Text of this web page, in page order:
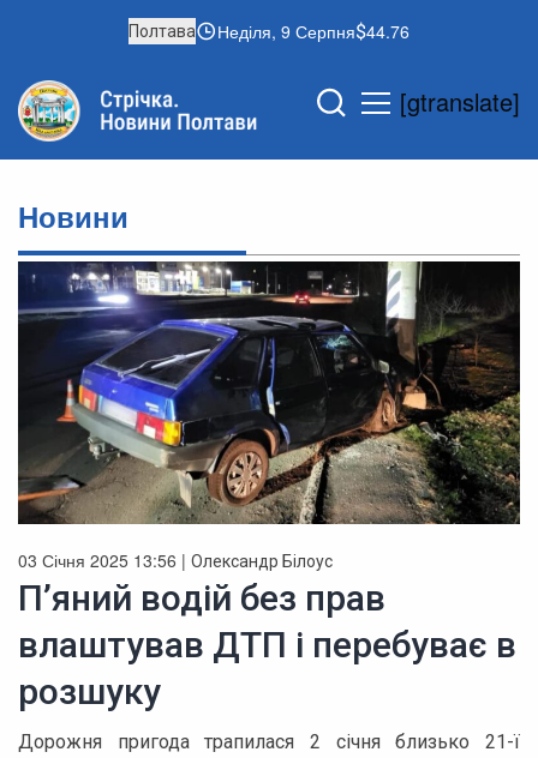
Полтава Неділя, 9 Серпня 44.76
[gtranslate]
Новини
03 Січня 2025 13:56 | Олександр Білоус
П’яний водій без прав
влаштував ДТП і перебуває в
розшуку
Дорожня пригода трапилася 2 січня близько 21-ї